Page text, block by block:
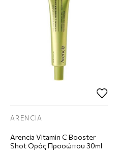
ARENCIA
Arencia Vitamin C Booster
Shot Ορός Προσώπου 30ml